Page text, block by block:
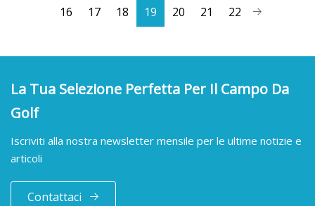
16 17 18 19 20 21 22
La Tua Selezione Perfetta Per Il Campo Da
Golf
Iscriviti alla nostra newsletter mensile per le ultime notizie e
articoli
Contattaci